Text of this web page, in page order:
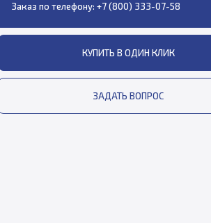
Заказ по телефону: +7 (800) 333-07-58
КУПИТЬ В ОДИН КЛИК
ЗАДАТЬ ВОПРОС